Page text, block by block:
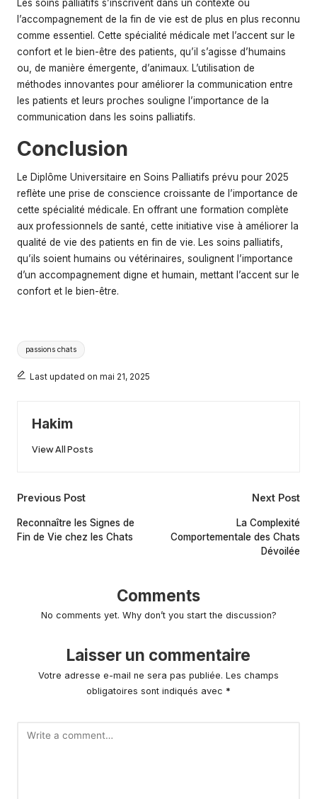
Les soins palliatifs s’inscrivent dans un contexte où
l’accompagnement de la fin de vie est de plus en plus reconnu
comme essentiel. Cette spécialité médicale met l’accent sur le
confort et le bien-être des patients, qu’il s’agisse d’humains
ou, de manière émergente, d’animaux. L’utilisation de
méthodes innovantes pour améliorer la communication entre
les patients et leurs proches souligne l’importance de la
communication dans les soins palliatifs.
Conclusion
Le Diplôme Universitaire en Soins Palliatifs prévu pour 2025
reflète une prise de conscience croissante de l’importance de
cette spécialité médicale. En offrant une formation complète
aux professionnels de santé, cette initiative vise à améliorer la
qualité de vie des patients en fin de vie. Les soins palliatifs,
qu’ils soient humains ou vétérinaires, soulignent l’importance
d’un accompagnement digne et humain, mettant l’accent sur le
confort et le bien-être.
Tags:
passions chats
Last updated on mai 21, 2025
Hakim
View All Posts
Post
navigation
Previous Post
Reconnaître les Signes de
Fin de Vie chez les Chats
Next Post
La Complexité
Comportementale des Chats
Dévoilée
Comments
No comments yet. Why don’t you start the discussion?
Laisser un commentaire
Votre adresse e-mail ne sera pas publiée. Les champs
obligatoires sont indiqués avec *